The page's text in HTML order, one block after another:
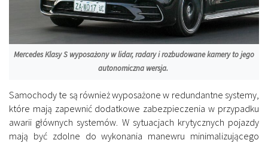
Mercedes Klasy S wyposażony w lidar, radary i rozbudowane kamery to jego
autonomiczna wersja.
Samochody te są również wyposażone w redundantne systemy,
które mają zapewnić dodatkowe zabezpieczenia w przypadku
awarii głównych systemów. W sytuacjach krytycznych pojazdy
mają być zdolne do wykonania manewru minimalizującego